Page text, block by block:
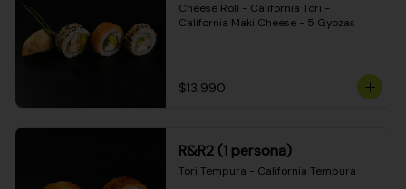
Cheese Roll - California Tori -
California Maki Cheese - 5 Gyozas
$13.990
R&R2 (1 persona)
Tori Tempura - California Tempura